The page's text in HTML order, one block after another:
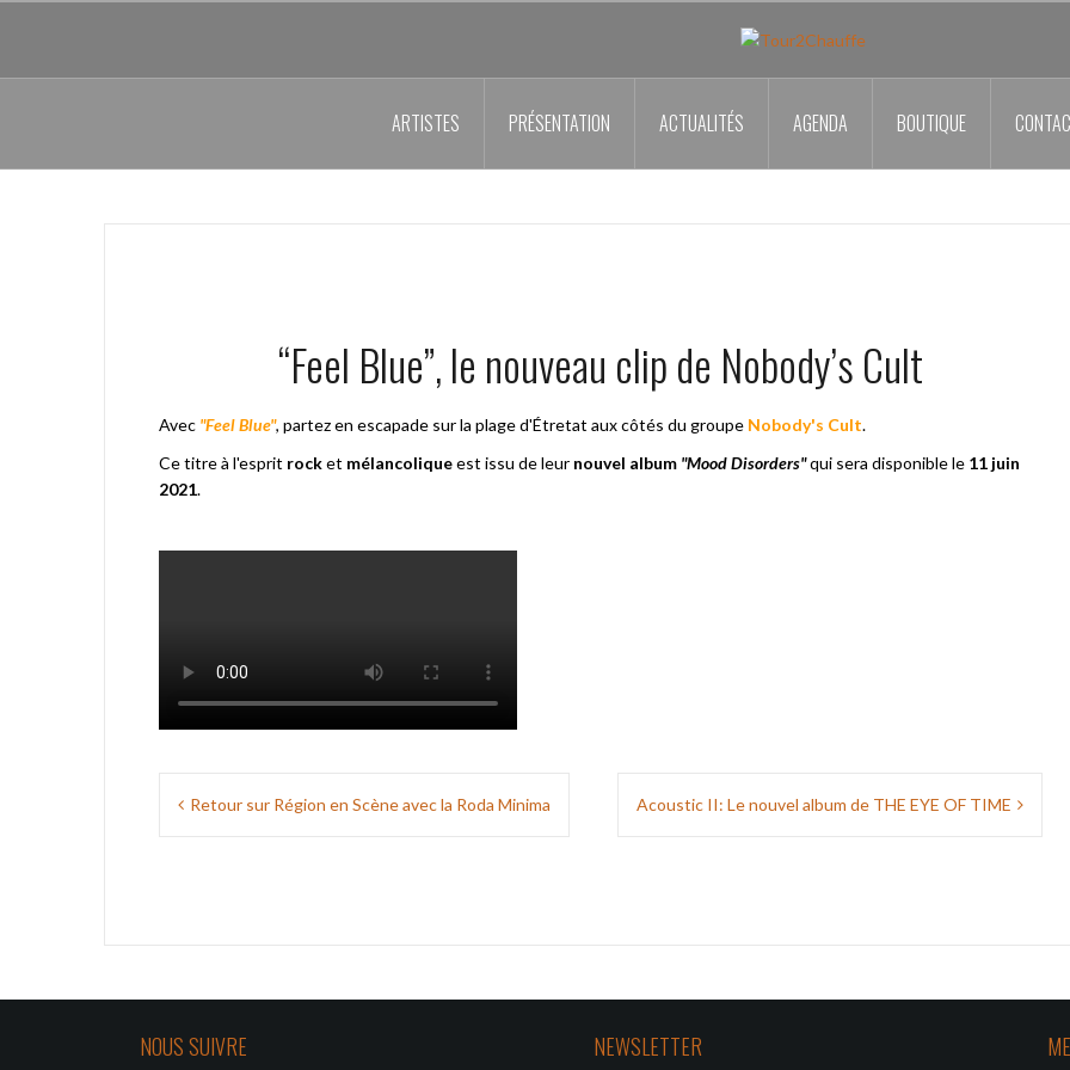
ARTISTES PRÉSENTATION ACTUALITÉS AGENDA BOUTIQUE
“Feel Blue”, le nouveau clip de Nobody’s Cult
Avec "Feel Blue", partez en escapade sur la plage d'Étretat aux côtés du groupe Nobody's Cult.
Ce titre à l'esprit rocket mélancoliqueest issu de leur nouvel album "Mood Disorders"qui sera disponible le 11 juin
2021.
Navigation
Retour sur Région en Scène avec la Roda Minima Acoustic II: Le nouvel album de THE EYE OF TIME
NOUS SUIVRE NEWSLETTER